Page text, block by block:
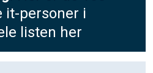
it-personer i
listen her